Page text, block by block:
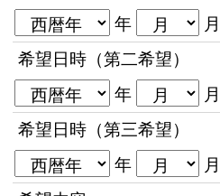
年 月
希望日時（第二希望）
年
月
希望日時（第三希望）
年
月